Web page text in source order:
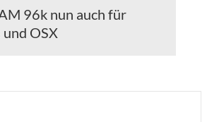
96k nun auch für
OSX